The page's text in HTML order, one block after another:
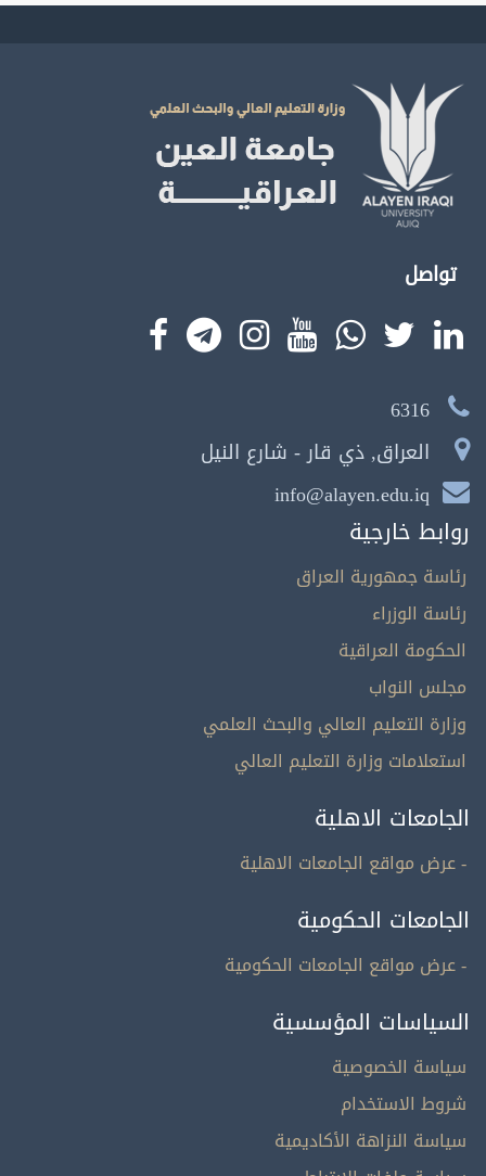
تواصل
6316
العراق, ذي قار - شارع النيل
info@alayen.edu.iq
روابط خارجية
رئاسة جمهورية العراق
رئاسة الوزراء
الحكومة العراقية
مجلس النواب
وزارة التعليم العالي والبحث العلمي
استعلامات وزارة التعليم العالي
الجامعات الاهلية
- عرض مواقع الجامعات الاهلية
الجامعات الحكومية
- عرض مواقع الجامعات الحكومية
السياسات المؤسسية
سياسة الخصوصية
شروط الاستخدام
سياسة النزاهة الأكاديمية